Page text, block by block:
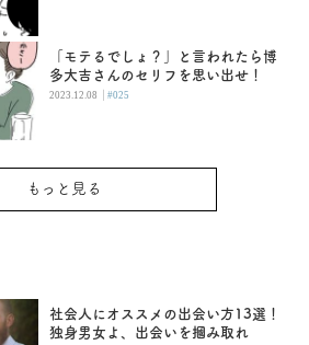
「モテるでしょ？」と言われたら博
多大吉さんのセリフを思い出せ！
2023.12.08 |#025
もっと見る
社会人にオススメの出会い方13選！
独身男女よ、出会いを摑み取れ